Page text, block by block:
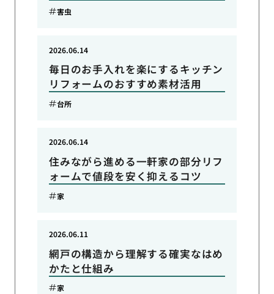
害虫
毎日のお手入れを楽にするキッチン
リフォームのおすすめ素材活用
2026.06.14
台所
住みながら進める一軒家の部分リフ
ォームで値段を安く抑えるコツ
2026.06.14
家
網戸の構造から理解する確実なはめ
かたと仕組み
2026.06.11
家